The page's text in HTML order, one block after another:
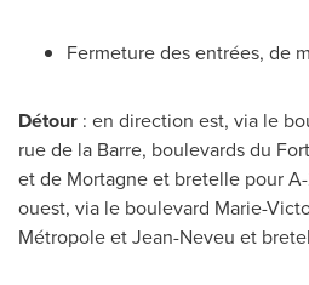
Fermeture des entrées, de
Détour : en direction est, via le
rue de la Barre, boulevards du
et de Mortagne et bretelle pour
ouest, via le boulevard Marie-
Métropole et Jean-Neveu et